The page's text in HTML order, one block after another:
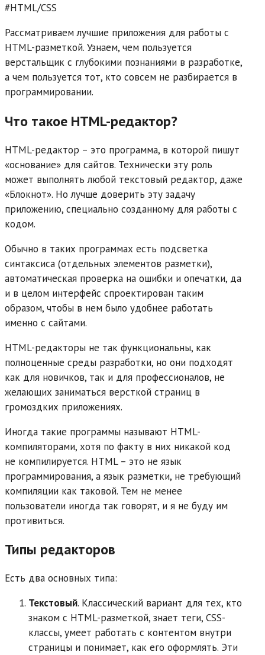
#HTML/CSS
Рассматриваем лучшие приложения для работы с
HTML-разметкой. Узнаем, чем пользуется
верстальщик с глубокими познаниями в разработке,
а чем пользуется тот, кто совсем не разбирается в
программировании.
Что такое HTML-редактор?
HTML-редактор – это программа, в которой пишут
«основание» для сайтов. Технически эту роль
может выполнять любой текстовый редактор, даже
«Блокнот». Но лучше доверить эту задачу
приложению, специально созданному для работы с
кодом.
Обычно в таких программах есть подсветка
синтаксиса (отдельных элементов разметки),
автоматическая проверка на ошибки и опечатки, да
и в целом интерфейс спроектирован таким
образом, чтобы в нем было удобнее работать
именно с сайтами.
HTML-редакторы не так функциональны, как
полноценные среды разработки, но они подходят
как для новичков, так и для профессионалов, не
желающих заниматься версткой страниц в
громоздких приложениях.
Иногда такие программы называют HTML-
компиляторами, хотя по факту в них никакой код
не компилируется. HTML – это не язык
программирования, а язык разметки, не требующий
компиляции как таковой. Тем не менее
пользователи иногда так говорят, и я не буду им
противиться.
Типы редакторов
Есть два основных типа:
Текстовый. Классический вариант для тех, кто
знаком с HTML-разметкой, знает теги, CSS-
классы, умеет работать с контентом внутри
страницы и понимает, как его оформлять. Эти